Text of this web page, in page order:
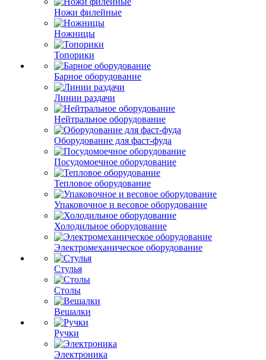
Ножи филейные
Ножницы
Топорики
Барное оборудование
Линии раздачи
Нейтральное оборудование
Оборудование для фаст-фуда
Посудомоечное оборудование
Тепловое оборудование
Упаковочное и весовое оборудование
Холодильное оборудование
Электромеханическое оборудование
Стулья
Столы
Вешалки
Ручки
Электроника